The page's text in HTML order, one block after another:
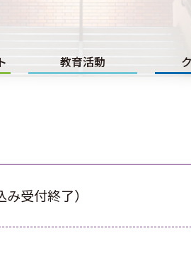
教育活動
受付終了）